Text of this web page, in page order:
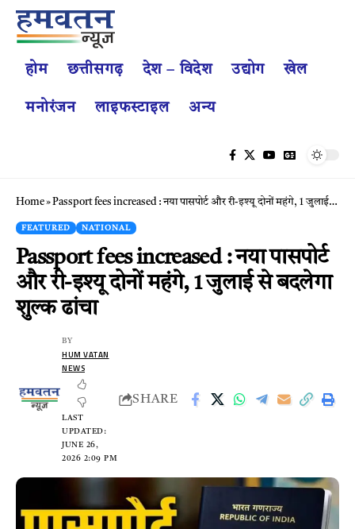
होम छत्तीसगढ़ देश – विदेश उद्योग खेल
मनोरंजन लाइफस्टाइल अन्य
Home» Passport fees increased : नया पासपोर्ट और री-इश्यू दोनों महंगे, 1 जुलाई से बदलेगा शुल्क ढांचा
FEATURED NATIONAL
Passport fees increased : नया पासपोर्ट
और री-इश्यू दोनों महंगे, 1 जुलाई से बदलेगा
शुल्क ढांचा
LAST
UPDATED:
JUNE 26,
2026 2:09 PM
BY
HUM VATAN
NEWS
SHARE